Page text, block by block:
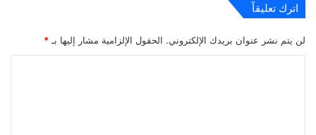
اترك تعليقاً
لن يتم نشر عنوان بريدك الإلكتروني. الحقول الإلزامية مشار إليها بـ *